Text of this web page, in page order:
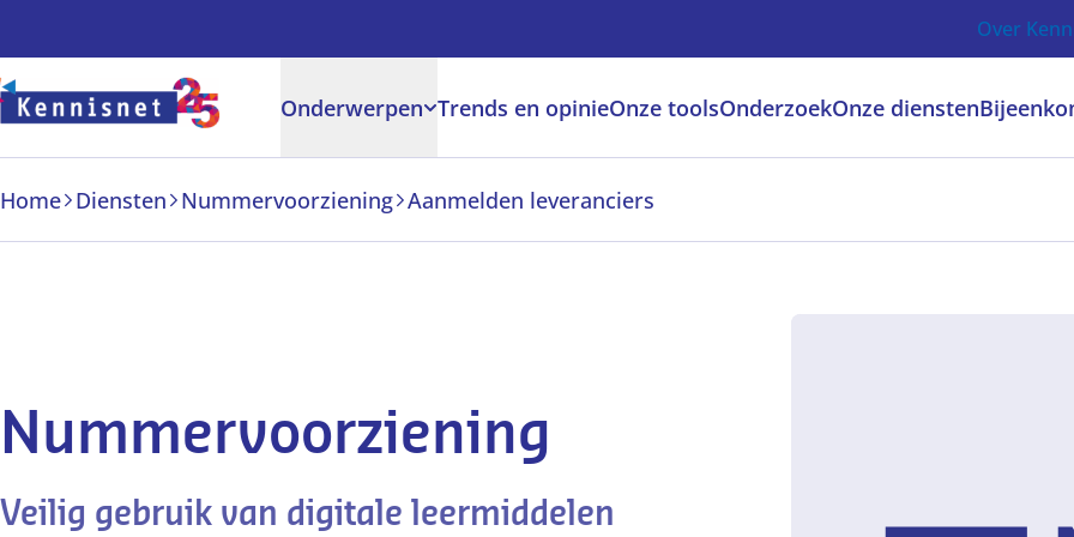
Over
Onderwerpen Trends en opinieOnze toolsOnderzoekOnze diensten
Home Diensten Nummervoorziening Aanmelden leveranciers
Nummervoorziening
Veilig gebruik van digitale leermiddelen